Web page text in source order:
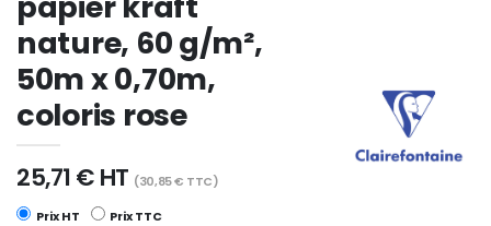
nature, 60 g/m²,
50m x 0,70m,
coloris rose
25,71 € HT (30,85 € TTC)
Prix HT Prix TTC